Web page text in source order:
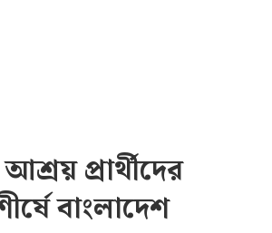
প্রার্থীদের
বাংলাদেশ